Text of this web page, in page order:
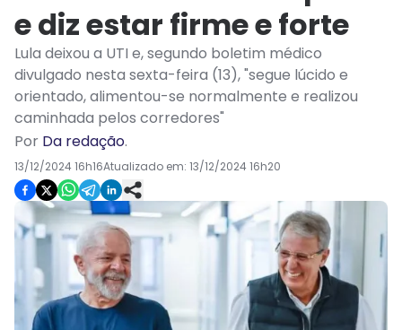
e diz estar firme e forte
Lula deixou a UTI e, segundo boletim médico
divulgado nesta sexta-feira (13), "segue lúcido e
orientado, alimentou-se normalmente e realizou
caminhada pelos corredores"
Por Da redação.
13/12/2024 16h16Atualizado em: 13/12/2024 16h20